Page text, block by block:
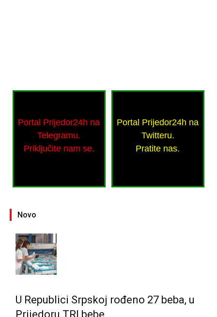
Portal Prijedor24h na
Telegramu.
Priključite nam se.
Portal Prijedor24h na
Twitteru.
Pratite nas.
Novo
U Republici Srpskoj rođeno 27 beba, u
Prijedoru TRI bebe